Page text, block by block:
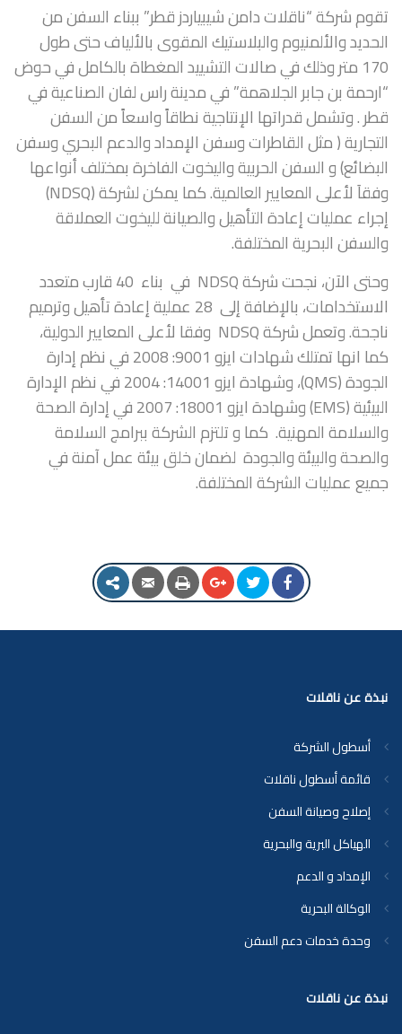
تقوم شركة “ناقلات دامن شيبياردز قطر” ببناء السفن من
الحديد والألمنيوم والبلاستيك المقوى بالألياف حتى طول
170 متر وذلك في صالات التشييد المغطاة بالكامل في حوض
“ارحمة بن جابر الجلاهمة” في مدينة راس لفان الصناعية في
قطر . وتشمل قدراتها الإنتاجية نطاقاً واسعاً من السفن
التجارية ( مثل القاطرات وسفن الإمداد والدعم البحري وسفن
البضائع) و السفن الحربية واليخوت الفاخرة بمختلف أنواعها
وفقاَ لأعلى المعايير العالمية. كما يمكن لشركة (NDSQ)
إجراء عمليات إعادة التأهيل والصيانة لليخوت العملاقة
والسفن البحرية المختلفة.
وحتى الآن، نجحت شركة NDSQ في بناء 40 قارب متعدد
الاستخدامات، بالإضافة إلى 28 عملية إعادة تأهيل وترميم
ناجحة. وتعمل شركة NDSQ وفقا لأعلى المعايير الدولية،
كما انها تمتلك شهادات ايزو 9001: 2008 في نظم إدارة
الجودة (QMS)، وشهادة ايزو 14001: 2004 في نظم الإدارة
البيئية (EMS) وشهادة ايزو 18001: 2007 في إدارة الصحة
والسلامة المهنية. كما و تلتزم الشركة ببرامج السلامة
والصحة والبيئة والجودة لضمان خلق بيئة عمل آمنة في
جميع عمليات الشركة المختلفة.
نبذة عن ناقلات
أسطول الشركة
قائمة أسطول ناقلات
إصلاح وصيانة السفن
الهياكل البرية والبحرية
الإمداد و الدعم
الوكالة البحرية
وحدة خدمات دعم السفن
نبذة عن ناقلات